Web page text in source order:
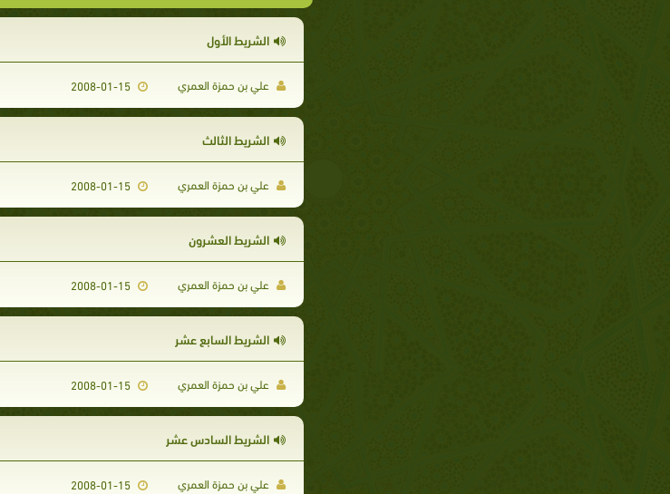
الشريط الأول
علي بن حمزة العمري
الشريط الثالث
علي بن حمزة العمري
الشريط العشرون
علي بن حمزة العمري
الشريط السابع عشر
علي بن حمزة العمري
الشريط السادس عشر
علي بن حمزة العمري